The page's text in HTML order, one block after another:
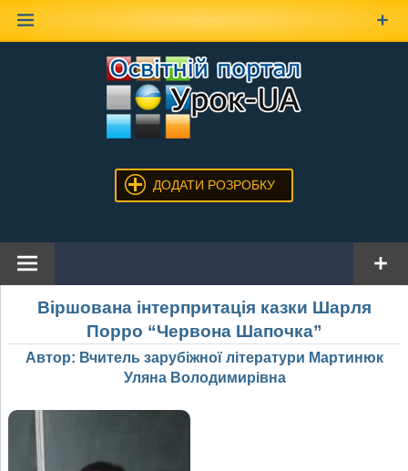
ДОДАТИ РОЗРОБКУ
Віршована інтерпритація казки Шарля
Порро “Червона Шапочка”
Автор: Вчитель зарубіжної літератури Мартинюк
Уляна Володимирівна